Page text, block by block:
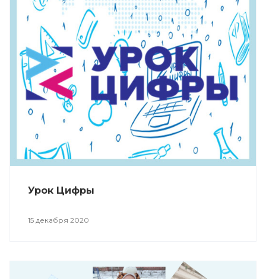
Урок Цифры
15 декабря 2020